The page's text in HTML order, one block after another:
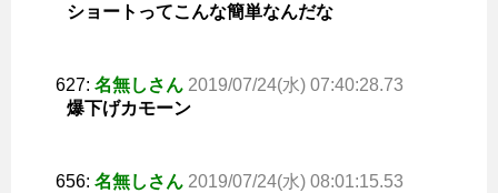
ショートってこんな簡単なんだな
627: 名無しさん 2019/07/24(水) 07:40:28.73
爆下げカモーン
656: 名無しさん 2019/07/24(水) 08:01:15.53